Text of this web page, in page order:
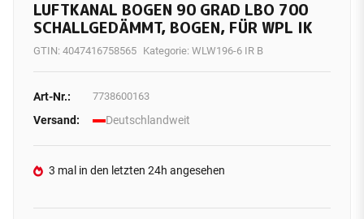
LUFTKANAL BOGEN 90 GRAD LBO 700
SCHALLGEDÄMMT, BOGEN, FÜR WPL IK
GTIN: 4047416758565 Kategorie: WLW196-6 IR B
Art-Nr.: 7738600163
Versand: Deutschlandweit
3 mal in den letzten 24h angesehen